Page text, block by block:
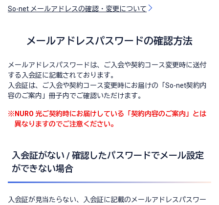
So-net メールアドレスの確認・変更について
メールアドレスパスワードの確認方法
メールアドレスパスワードは、ご入会や契約コース変更時に送付
する入会証に記載されております。
入会証は、ご入会や契約コース変更時にお届けの「So-net契約内
容のご案内」冊子内でご確認いただけます。
※NURO 光ご契約時にお届けしている「契約内容のご案内」とは
異なりますのでご注意ください。
入会証がない / 確認したパスワードでメール設定
ができない場合
入会証が見当たらない、入会証に記載のメールアドレスパスワー